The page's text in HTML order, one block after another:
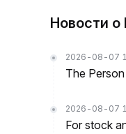
Новости о
2026-08-07
The
2026-08-07
For stock